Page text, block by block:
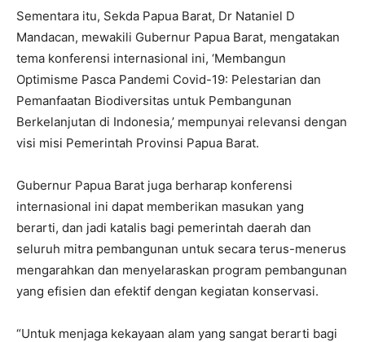
Sementara itu, Sekda Papua Barat, Dr Nataniel D
Mandacan, mewakili Gubernur Papua Barat, mengatakan
tema konferensi internasional ini, ‘Membangun
Optimisme Pasca Pandemi Covid-19: Pelestarian dan
Pemanfaatan Biodiversitas untuk Pembangunan
Berkelanjutan di Indonesia,’ mempunyai relevansi dengan
visi misi Pemerintah Provinsi Papua Barat.
Gubernur Papua Barat juga berharap konferensi
internasional ini dapat memberikan masukan yang
berarti, dan jadi katalis bagi pemerintah daerah dan
seluruh mitra pembangunan untuk secara terus-menerus
mengarahkan dan menyelaraskan program pembangunan
yang efisien dan efektif dengan kegiatan konservasi.
“Untuk menjaga kekayaan alam yang sangat berarti bagi